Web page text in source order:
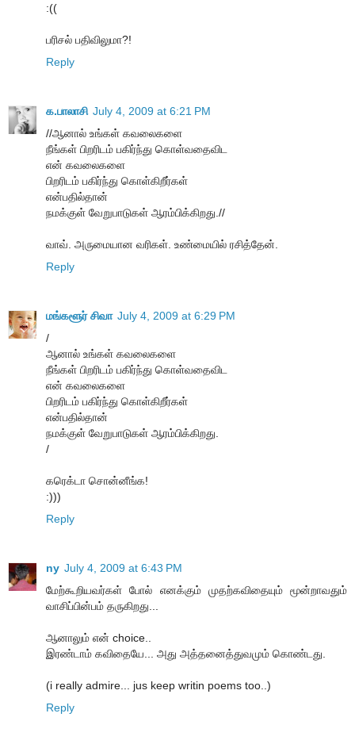
:((
பரிசல் பதிவிலுமா?!
Reply
க.பாலாசி July 4, 2009 at 6:21 PM
//ஆனால் உங்கள் கவலைகளை
நீங்கள் பிறரிடம் பகிர்ந்து கொள்வதைவிட
என் கவலைகளை
பிறரிடம் பகிர்ந்து கொள்கிறீர்கள்
என்பதில்தான்
நமக்குள் வேறுபாடுகள் ஆரம்பிக்கிறது.//
வாவ். அருமையான வரிகள். உண்மையில் ரசித்தேன்.
Reply
மங்களூர் சிவா July 4, 2009 at 6:29 PM
/
ஆனால் உங்கள் கவலைகளை
நீங்கள் பிறரிடம் பகிர்ந்து கொள்வதைவிட
என் கவலைகளை
பிறரிடம் பகிர்ந்து கொள்கிறீர்கள்
என்பதில்தான்
நமக்குள் வேறுபாடுகள் ஆரம்பிக்கிறது.
/
கரெக்டா சொன்னீங்க!
:)))
Reply
ny July 4, 2009 at 6:43 PM
மேற்கூறியவர்கள் போல் எனக்கும் முதற்கவிதையும் மூன்றாவதும்
வாசிப்பின்பம் தருகிறது...
ஆனாலும் என் choice..
இரண்டாம் கவிதையே... அது அத்தனைத்துவமும் கொண்டது.
(i really admire... jus keep writin poems too..)
Reply